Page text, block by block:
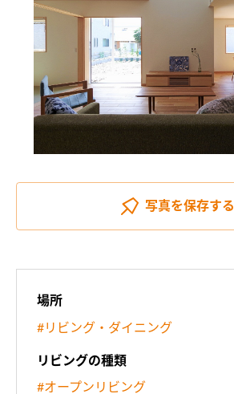
写真を保存する
場所
#リビング・ダイニング
リビングの種類
#オープンリビング